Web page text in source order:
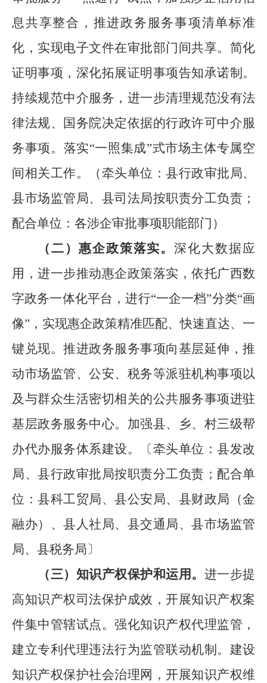
息共享整合，推进政务服务事项清单标准
化，实现电子文件在审批部门间共享。简化
证明事项，深化拓展证明事项告知承诺制。
持续规范中介服务，进一步清理规范没有法
律法规、国务院决定依据的行政许可中介服
务事项。落实“一照集成”式市场主体专属空
间相关工作。
（牵头单位：县行政审批局、
县市场监管局、 县司法局按职责分工负责 ；
配合单位：各涉企审批事项职能部门 ）
（二）惠企政策落实。深化大数据应
用，进一步推动惠企政策落实， 依托广西数
字政务一体化平台 ，进行“一企一档”分类“画
像” ， 实现惠企政策精准匹配、快速直达、一
键兑现。推进政务服务事项向基层延伸，推
动市场监管、公安、税务等派驻机构事项以
及与群众生活密切相关的公共服务事项进驻
基层政务服务中心。加强县、乡、村三级帮
办代办服务体系建设。
〔牵头单位：县发改
局、 县行政审批局按职责分工负责 ； 配合单
位：县科工贸局、 县公安局、 县财政局（金
融办）、 县 人社局、 县交通局、 县市场监管
局、县税务局 〕
（三） 知识产权保护和运用。 进一步提
高知识产权司法保护成效，开展知识产权案
件集中管辖试点。强化知识产权代理监管，
建立专利代理违法行为监管联动机制。建设
知识产权保护社会治理网，开展知识产权维